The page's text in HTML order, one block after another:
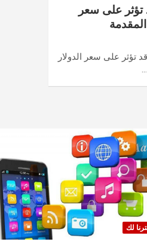
تؤثر على سعر
تؤثر على سعر الدولار
لك